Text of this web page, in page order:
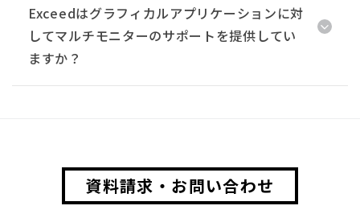
Exceedはグラフィカルアプリケーションに対
してマルチモニターのサポートを提供してい
ますか？
資料請求・お問い合わせ